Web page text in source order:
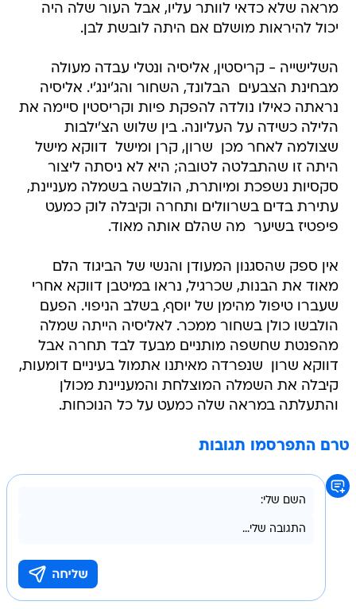
מראה שלא כדאי לוותר עליו, אבל העור שלה היה
יכול להיראות מושלם אם היתה לובשת לבן.
השלישייה - קריסטין, אליסיה ונטלי עבדה מעולה
מבחינת הצבעים  הבלונד, השחור והג'ינג'י. אליסיה
נראתה כאילו נולדה להפקת פיות וקריסטין סיימה את
הלילה כשידה על העליונה. בין שלוש הצ'ילבות
שצולמה לאחר מכן  שרון, קרן ומישל  דווקא מישל
היתה זו שהתבלטה לטובה; היא לא ניסתה ליצור
סקסיות נשפכת ומיותרת, הולבשה בשמלה מעניינת,
עתירת בדים בשרוולים ותחרה וקיבלה לוק כמעט
פיפטיז בשיער  מה שהלם אותה מאוד.
אין ספק שהסגנון המעודן והנשי של הביגוד הלם
מאוד את הבנות, שכרגיל, נראו במיטבן דווקא אחרי
שעברו טיפול מהימן של יוסף, בשלב הניפוי. הפעם
הולבשו כולן בשחור ממכר. לאליסיה הייתה שמלה
מהפנטת שחשפה מותניים מבעד לבד תחרה אבל
דווקא שרון  שנפרדה מאיתנו אתמול בעיניים דומעות,
קיבלה את השמלה המוצלחת והמעניינת מכולן
והתעלתה במראה שלה כמעט על כל הנוכחות.
טרם התפרסמו תגובות